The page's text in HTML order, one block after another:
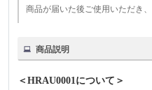
商品が届いた後ご使用いただき、
商品説明
＜HRAU0001について＞